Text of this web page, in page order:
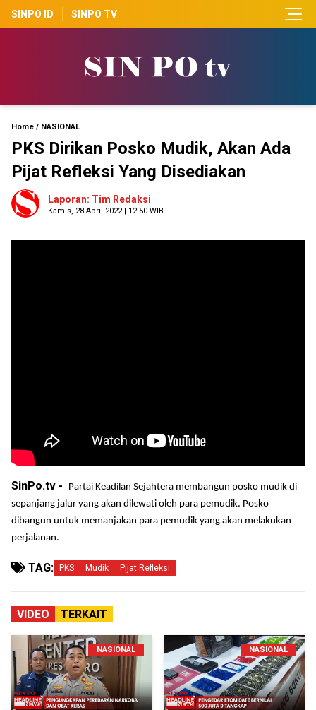
SINPO ID SINPO TV
Home / NASIONAL
PKS Dirikan Posko Mudik, Akan Ada
Pijat Refleksi Yang Disediakan
Laporan: Tim Redaksi
Kamis, 28 April 2022 | 12:50 WIB
SinPo.tv -
Partai Keadilan Sejahtera membangun posko mudik di
sepanjang jalur yang akan dilewati oleh para pemudik. Posko
dibangun untuk memanjakan para pemudik yang akan melakukan
perjalanan.
TAG: PKS Mudik Pijat Refleksi
VIDEO TERKAIT
NASIONAL NASIONAL